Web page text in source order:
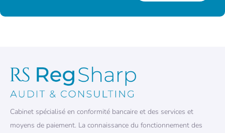
Cabinet spécialisé en conformité bancaire et des services et
moyens de paiement. La connaissance du fonctionnement des